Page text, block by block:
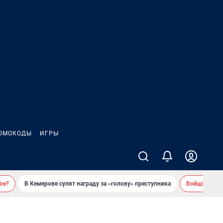
ИГРЫ
В Кемерове сулят награду за «голову» преступника Бойцовский